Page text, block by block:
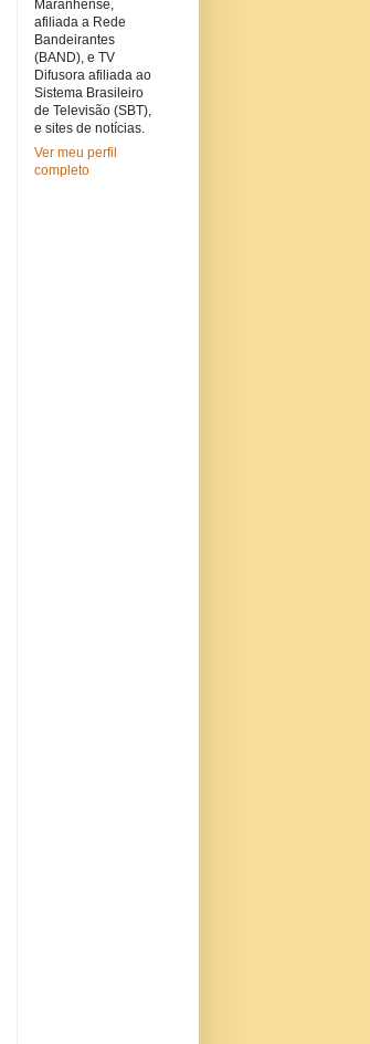
Maranhense,
afiliada a Rede
Bandeirantes
(BAND), e TV
Difusora afiliada ao
Sistema Brasileiro
de Televisão (SBT),
e sites de notícias.
Ver meu perfil
completo